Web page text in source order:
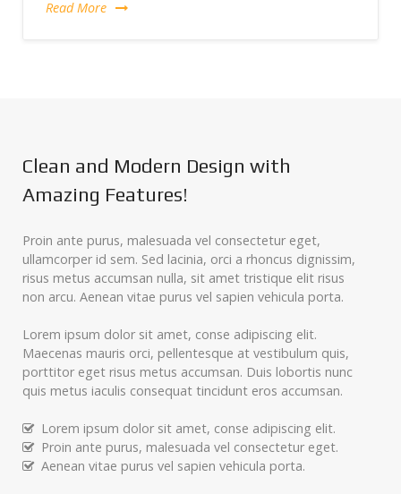
Read More
Clean and Modern Design with
Amazing Features!
Proin ante purus, malesuada vel consectetur eget,
ullamcorper id sem. Sed lacinia, orci a rhoncus dignissim,
risus metus accumsan nulla, sit amet tristique elit risus
non arcu. Aenean vitae purus vel sapien vehicula porta.
Lorem ipsum dolor sit amet, conse adipiscing elit.
Maecenas mauris orci, pellentesque at vestibulum quis,
porttitor eget risus metus accumsan. Duis lobortis nunc
quis metus iaculis consequat tincidunt eros accumsan.
Lorem ipsum dolor sit amet, conse adipiscing elit.
Proin ante purus, malesuada vel consectetur eget.
Aenean vitae purus vel sapien vehicula porta.